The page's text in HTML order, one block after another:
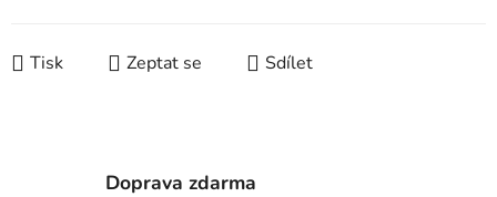
Tisk Zeptat se Sdílet
Doprava zdarma